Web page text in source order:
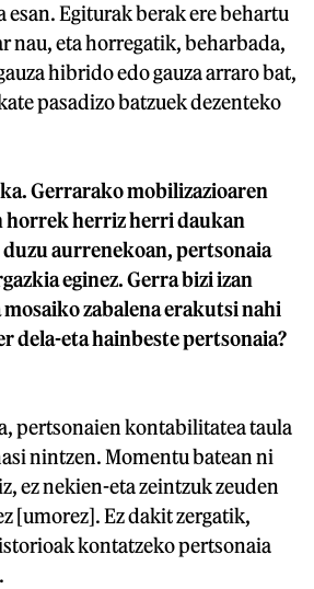
esan. Egiturak berak ere behartu
nau, eta horregatik, beharbada,
hibrido edo gauza arraro bat,
pasadizo batzuek dezenteko
Gerrarako mobilizazioaren
horrek herriz herri daukan
aurrenekoan, pertsonaia
eginez. Gerra bizi izan
zabalena erakutsi nahi
dela-eta hainbeste pertsonaia?
pertsonaien kontabilitatea taula
nintzen. Momentu batean ni
ez nekien-eta zeintzuk zeuden
[umorez]. Ez dakit zergatik,
kontatzeko pertsonaia